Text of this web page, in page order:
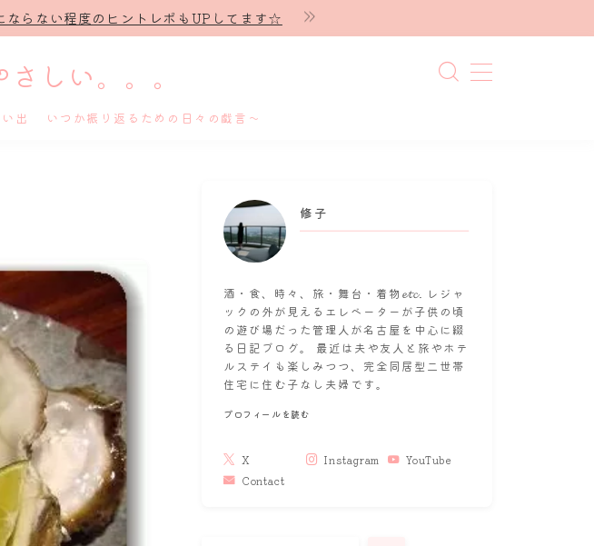
ならない程度のヒントレポもUPしてます☆
しい。。。
い出 いつか振り返るための日々の戯言～
修子
酒・食、時々、旅・舞台・着物𝓮𝓽𝓬. レジャ
ックの外が見えるエレベーターが子供の頃
の遊び場だった管理人が名古屋を中心に綴
る日記ブログ。 最近は夫や友人と旅やホテ
ルステイも楽しみつつ、完全同居型二世帯
住宅に住む子なし夫婦です。
プロフィールを読む
X Instagram
YouTube
Contact